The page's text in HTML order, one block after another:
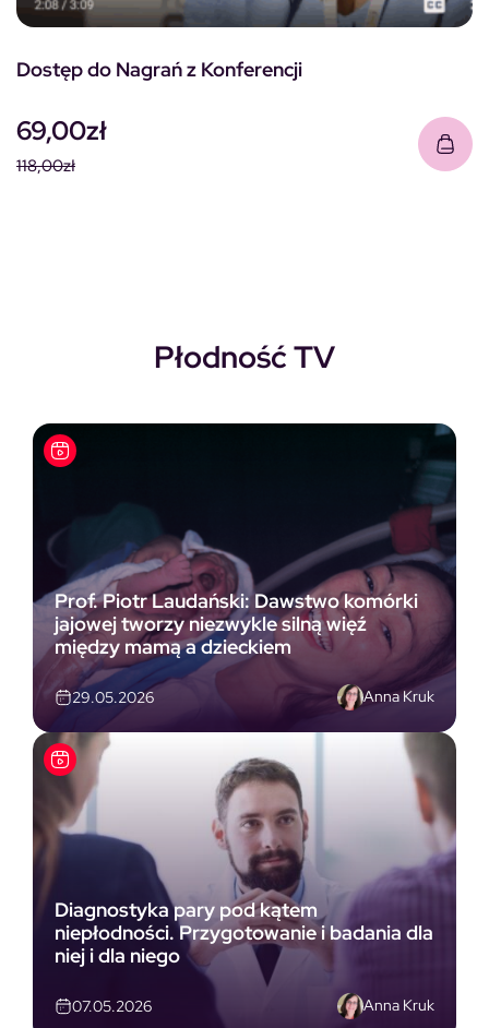
Dostęp do Nagrań z Konferencji
118,00zł
69,00zł
Płodność TV
Prof. Piotr Laudański: Dawstwo komórki
jajowej tworzy niezwykle silną więź
między mamą a dzieckiem
29.05.2026 Anna Kruk
Diagnostyka pary pod kątem
niepłodności. Przygotowanie i badania dla
niej i dla niego
07.05.2026 Anna Kruk